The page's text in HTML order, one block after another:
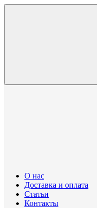
О нас
Доставка и оплата
Статьи
Контакты